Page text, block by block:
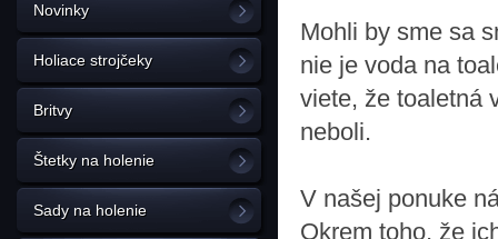
Novinky
Holiace strojčeky
Britvy
Štetky na holenie
Sady na holenie
Mohli by sme sa
nie je voda na
viete, že toaletná
neboli.
V našej ponuke
Okrem toho, že